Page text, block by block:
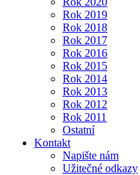
Rok 2019
Rok 2018
Rok 2017
Rok 2016
Rok 2015
Rok 2014
Rok 2013
Rok 2012
Rok 2011
Ostatní
Kontakt
Napište nám
Užitečné odkazy